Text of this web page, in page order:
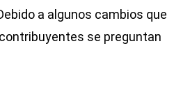
a algunos cambios que
se preguntan